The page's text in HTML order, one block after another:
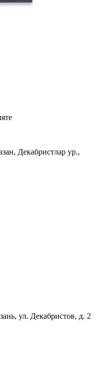
Декабристлар ур.,
ул. Декабристов, д. 2